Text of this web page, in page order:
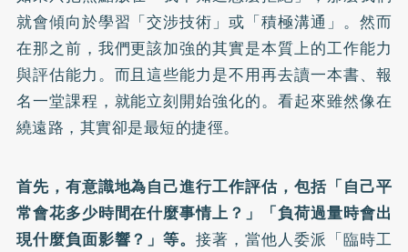
就會傾向於學習「交涉技術」或「積極溝通」。然而
在那之前，我們更該加強的其實是本質上的工作能力
與評估能力。而且這些能力是不用再去讀一本書、報
名一堂課程，就能立刻開始強化的。看起來雖然像在
繞遠路，其實卻是最短的捷徑。
首先，有意識地為自己進行工作評估，包括「自己平
常會花多少時間在什麼事情上？」「負荷過量時會出
現什麼負面影響？」等。接著，當他人委派「臨時工